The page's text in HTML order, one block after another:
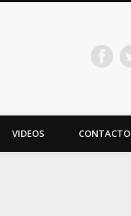
VIDEOS CONTACTO